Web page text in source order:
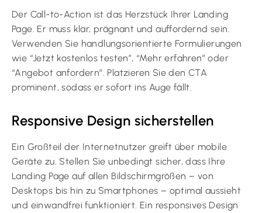
Der Call-to-Action ist das Herzstück Ihrer Landing
Page. Er muss klar, prägnant und auffordernd sein.
Verwenden Sie handlungsorientierte Formulierungen
wie “Jetzt kostenlos testen”, “Mehr erfahren” oder
“Angebot anfordern”. Platzieren Sie den CTA
prominent, sodass er sofort ins Auge fällt.
Responsive Design sicherstellen
Ein Großteil der Internetnutzer greift über mobile
Geräte zu. Stellen Sie unbedingt sicher, dass Ihre
Landing Page auf allen Bildschirmgrößen – von
Desktops bis hin zu Smartphones – optimal aussieht
und einwandfrei funktioniert. Ein responsives Design